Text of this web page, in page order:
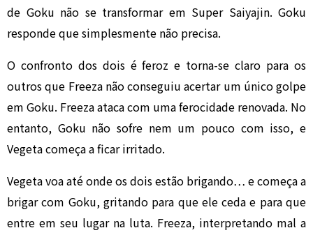
de Goku não se transformar em Super Saiyajin. Goku
responde que simplesmente não precisa.
O confronto dos dois é feroz e torna-se claro para os
outros que Freeza não conseguiu acertar um único golpe
em Goku. Freeza ataca com uma ferocidade renovada. No
entanto, Goku não sofre nem um pouco com isso, e
Vegeta começa a ficar irritado.
Vegeta voa até onde os dois estão brigando… e começa a
brigar com Goku, gritando para que ele ceda e para que
entre em seu lugar na luta. Freeza, interpretando mal a